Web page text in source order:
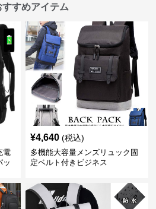
すめアイテム
電
ッ
¥4,640 (税込)
多機能大容量メンズリュック固
定ベルト付きビジネス